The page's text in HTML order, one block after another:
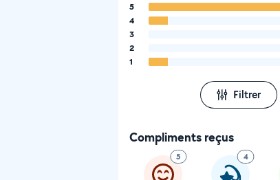
5
4
3
2
1
Filtrer
Compliments reçus
5 4